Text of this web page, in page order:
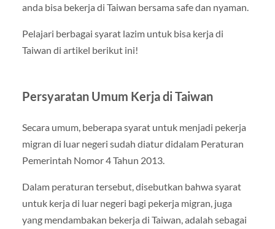
anda bisa bekerja di Taiwan bersama safe dan nyaman.
Pelajari berbagai syarat lazim untuk bisa kerja di
Taiwan di artikel berikut ini!
Persyaratan Umum Kerja di Taiwan
Secara umum, beberapa syarat untuk menjadi pekerja
migran di luar negeri sudah diatur didalam Peraturan
Pemerintah Nomor 4 Tahun 2013.
Dalam peraturan tersebut, disebutkan bahwa syarat
untuk kerja di luar negeri bagi pekerja migran, juga
yang mendambakan bekerja di Taiwan, adalah sebagai